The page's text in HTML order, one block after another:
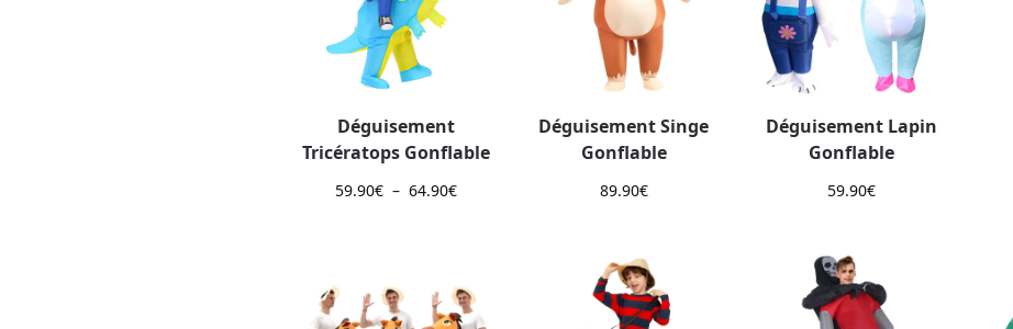
Déguisement
Tricératops Gonflable
59.90€ – 64.90€
Déguisement Singe
Gonflable
89.90€
Déguisement Lapin
Gonflable
59.90€